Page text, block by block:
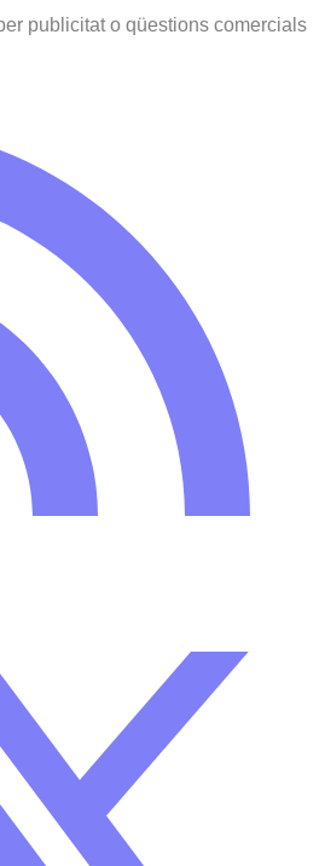
publicitat o qüestions comercials